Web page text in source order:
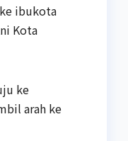
ibukota
Kota
ke
arah ke